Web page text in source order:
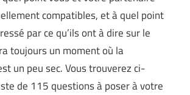
compatibles, et à quel point
par ce qu’ils ont à dire sur le
toujours un moment où la
un peu sec. Vous trouverez ci-
de 115 questions à poser à votre